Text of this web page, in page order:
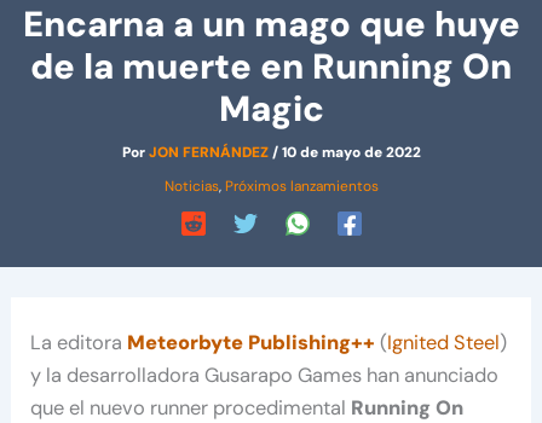
Encarna a un mago que huye
de la muerte en Running On
Magic
PorJON FERNÁNDEZ/10 de mayo de 2022
Noticias, Próximos lanzamientos
La editora Meteorbyte Publishing++ (Ignited Steel)
y la desarrolladora Gusarapo Games han anunciado
que el nuevo runner procedimental Running On